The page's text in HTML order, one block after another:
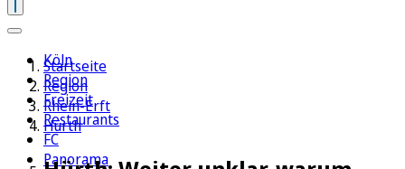
Köln
Region
Freizeit
Restaurants
FC
Panorama
Startseite
Region
Rhein-Erft
Hürth